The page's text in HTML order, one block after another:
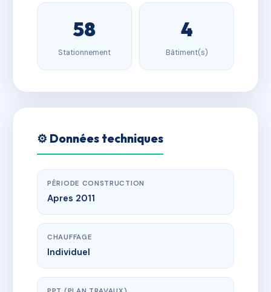
58
Stationnement
4
Bâtiment(s)
⚙️ Données techniques
PÉRIODE CONSTRUCTION
Apres 2011
CHAUFFAGE
Individuel